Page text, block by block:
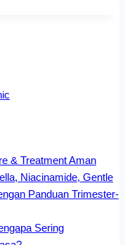
& Treatment Aman
Niacinamide, Gentle
Panduan Trimester-
Sering